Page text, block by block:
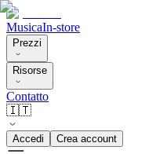
MusicaIn-store
Prezzi
Risorse
Contatto
🇮🇹
Accedi Crea account